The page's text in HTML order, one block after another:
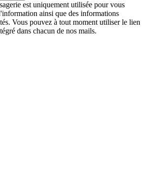
est uniquement utilisée pour vous
ainsi que des informations
Vous pouvez à tout moment utiliser le lien
dans chacun de nos mails.